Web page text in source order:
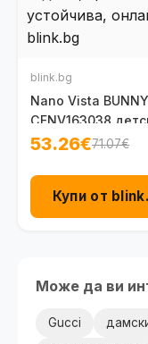
blink.bg
Nano Vista BUNNY
CFNV163038
нечуплива рамка
53.26€71.07€
Купи от
Може да ви
Gucci